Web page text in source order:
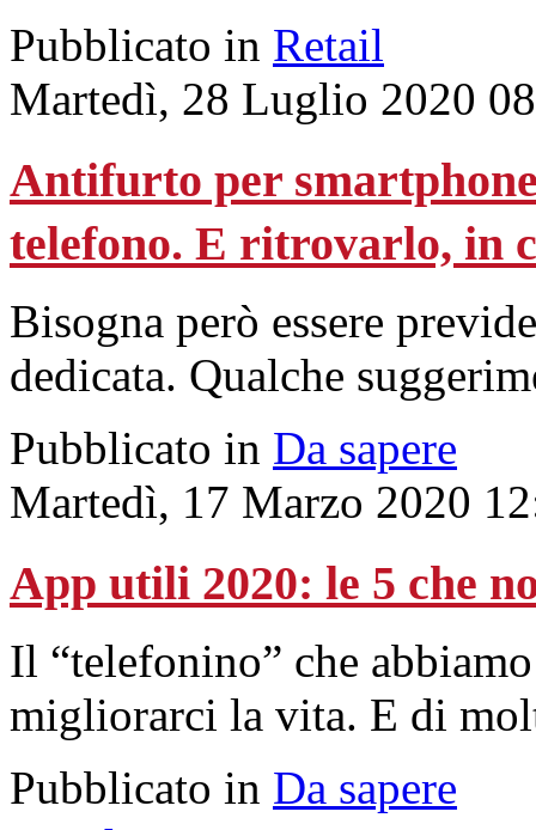
Pubblicato in Retail
Martedì, 28 Luglio 2020
Antifurto per
telefono. E ritrovarlo, in
Bisogna però essere
dedicata. Qualche
Pubblicato in Da sapere
Martedì, 17 Marzo 2020
App utili 2020: le 5 che
Il “telefonino” che
migliorarci la vita. E di
Pubblicato in Da sapere